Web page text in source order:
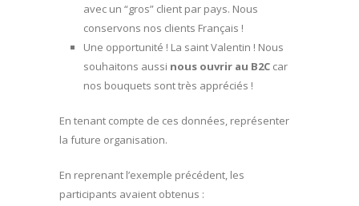
avec un “gros” client par pays. Nous
conservons nos clients Français !
Une opportunité ! La saint Valentin ! Nous
souhaitons aussi nous ouvrir au B2C car
nos bouquets sont très appréciés !
En tenant compte de ces données, représenter
la future organisation.
En reprenant l’exemple précédent, les
participants avaient obtenus :